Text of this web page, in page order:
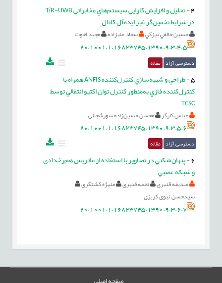
4
-
تحليل و افزايش كارايي سيستم‌هاي مخابراتي TiR-UWB
در شرايط تخمين‌گر غير ايده‌آل كانال
حسين خالقي بيزکي سجاد عليزاده مجيد اخوت
20.1001.1.16823745.1390.9.3.4.5
دسترسی آزاد مقاله
5
-
طراحي و شبيه‌سازي كنترل‌كننده ANFIS همراه با
كنترل‌كننده فازي به‌منظور كنترل توان اكتيو انتقالي توسط
TCSC
عباس کارگر محسن حسین‌زاده سورشجانی
20.1001.1.16823745.1390.9.3.5.6
دسترسی آزاد مقاله
6
-پنهان‌شكني در تصاوير با استفاده از ماتريس هم‌رخدادي
و شبكه عصبي
صدیقه قنبری نجمه قنبری
منیژه کشتگری
سیدحسن نبوی کریزی
20.1001.1.16823745.1390.9.3.6.7